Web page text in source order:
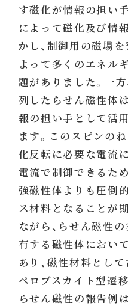
す磁化が情報の担い
によって磁化及び情
かし、制御用の磁場
よって多くのエネル
題がありました。一
列したらせん磁性体
報の担い手として活
ます。このスピンの
化反転に必要な電流
電流で制御できるた
強磁性体よりも圧倒
ス材料となることが
ながら、らせん磁性
有する磁性体におい
あり、磁性材料とし
ペロブスカイト型遷
らせん磁性の報告例